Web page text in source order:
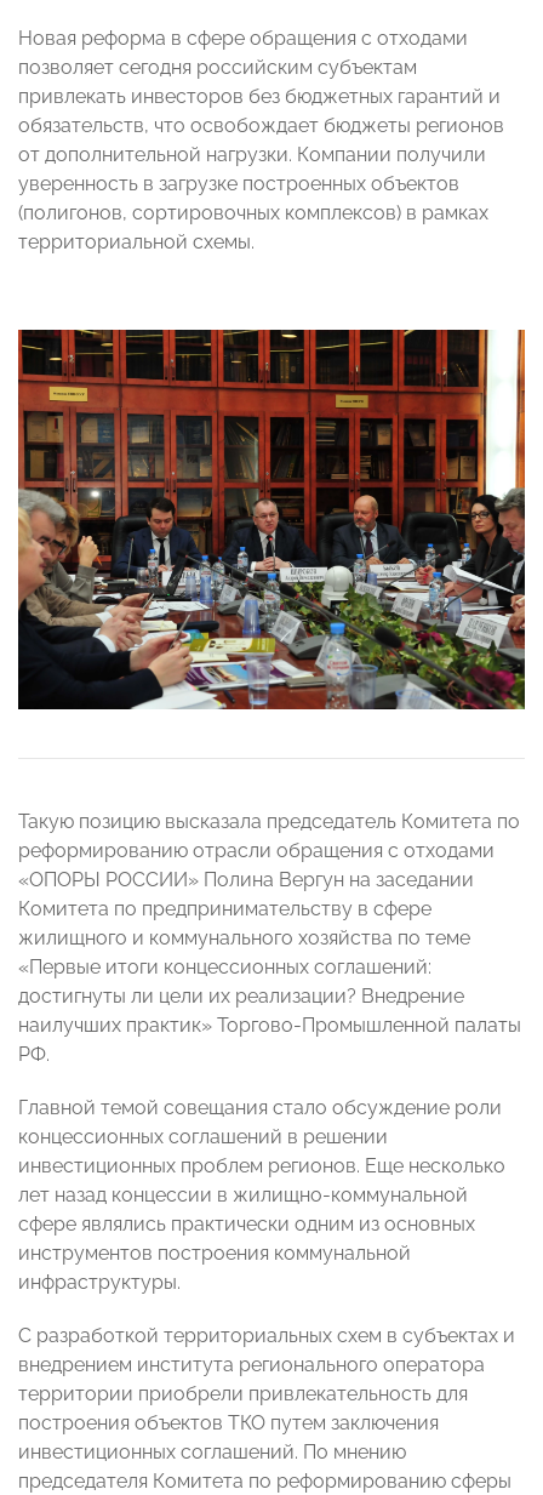
Новая реформа в сфере обращения с отходами
позволяет сегодня российским субъектам
привлекать инвесторов без бюджетных гарантий и
обязательств, что освобождает бюджеты регионов
от дополнительной нагрузки. Компании получили
уверенность в загрузке построенных объектов
(полигонов, сортировочных комплексов) в рамках
территориальной схемы.
Такую позицию высказала председатель Комитета по
реформированию отрасли обращения с отходами
«ОПОРЫ РОССИИ» Полина Вергун на заседании
Комитета по предпринимательству в сфере
жилищного и коммунального хозяйства по теме
«Первые итоги концессионных соглашений:
достигнуты ли цели их реализации? Внедрение
наилучших практик» Торгово-Промышленной палаты
РФ.
Главной темой совещания стало обсуждение роли
концессионных соглашений в решении
инвестиционных проблем регионов. Еще несколько
лет назад концессии в жилищно-коммунальной
сфере являлись практически одним из основных
инструментов построения коммунальной
инфраструктуры.
С разработкой территориальных схем в субъектах и
внедрением института регионального оператора
территории приобрели привлекательность для
построения объектов ТКО путем заключения
инвестиционных соглашений. По мнению
председателя Комитета по реформированию сферы